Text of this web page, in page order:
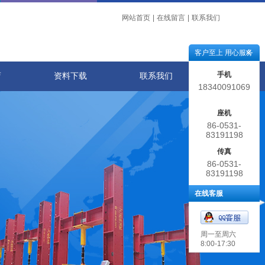
网站首页 在线留言 联系我们
资料下载 联系我们
客户至上 用心服务
手机
18340091069
座机
86-0531-
83191198
传真
86-0531-
83191198
在线客服
周一至周六
8:00-17:30